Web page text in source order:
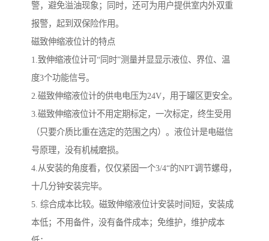
警，避免溢油现象；同时，还可为用户提供室内外双重
报警，起到双保险作用。
磁致伸缩液位计的特点
1.致伸缩液位计可“同时”测量并显显示液位、界位、温
度3个功能信号。
2.磁致伸缩液位计的供电电压为24V，用于罐区更安全。
3.磁致伸缩液位计不用定期标定，一次标定，终生受用
（只要介质比重在选定的范围之内）。液位计是电磁信
号原理，没有机械磨损。
4.从安装的角度看，仅仅紧固一个3/4“的NPT调节螺母，
十几分钟安装完毕。
5. 综合成本比较。磁致伸缩液位计安装时间短，安装成
本低；不用备件，没有备件成本；免维护，维护成本